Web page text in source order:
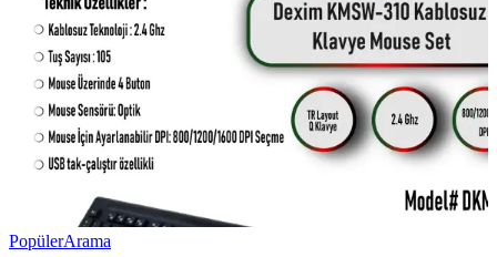
PopülerArama